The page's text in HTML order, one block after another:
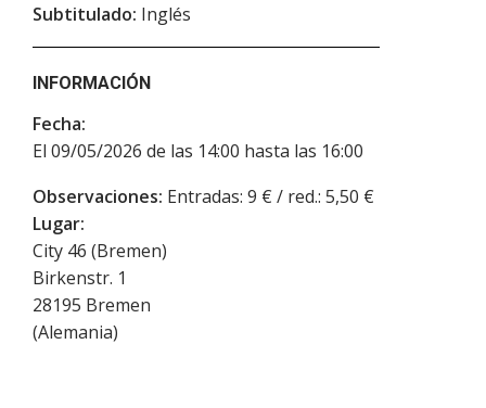
Subtitulado: Inglés
INFORMACIÓN
Fecha:
El 09/05/2026 de las 14:00 hasta las 16:00
Observaciones: Entradas: 9 € / red.: 5,50 €
Lugar:
City 46 (Bremen)
Birkenstr. 1
28195 Bremen
(Alemania)